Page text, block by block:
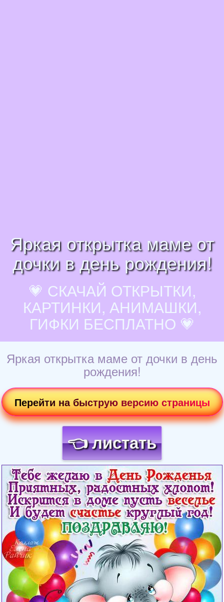
Яркая открытка маме от
дочки в день рождения!
💗 СКАЧАЙ ОТКРЫТКИ,
КАРТИНКИ, АНИМАШКИ,
ГИФКИ БЕСПЛАТНО 💗
Яркая открытка маме от дочки в день
рождения!
Перейти на быструю версию страницы
👈 листать
Загрузка картинки...